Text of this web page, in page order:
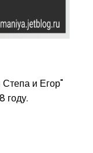
Степа и Егор"
году.